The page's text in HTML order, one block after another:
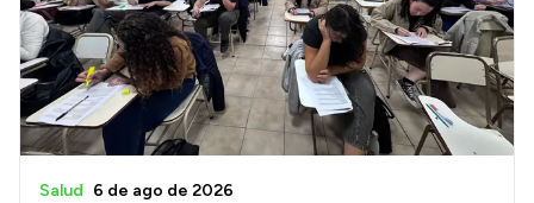
Salud 6 de ago de 2026